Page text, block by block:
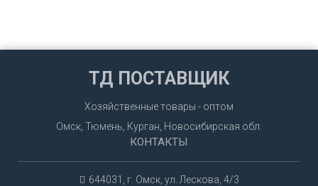
ТД ПОСТАВЩИК
Хозяйственные товары - оптом
Омск, Тюмень, Курган, Новосибирская обл.
КОНТАКТЫ
644031, г. Омск, ул. Лескова, 4/3